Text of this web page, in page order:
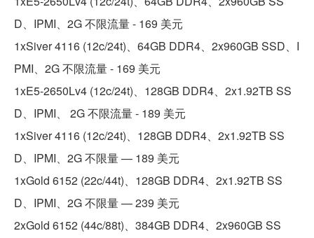
D、IPMI、2G 不限流量 - 169 美元
1xSiver 4116 (12c/24t)、64GB DDR4、2x960GB SSD、I
PMI、2G 不限流量 - 169 美元
1xE5-2650Lv4 (12c/24t)、128GB DDR4、2x1.92TB SS
D、IPMI、 2G 不限流量 - 189 美元
1xSiver 4116 (12c/24t)、128GB DDR4、2x1.92TB SS
D、IPMI、2G 不限量 — 189 美元
1xGold 6152 (22c/44t)、128GB DDR4、2x1.92TB SS
D、IPMI、2G 不限量 — 239 美元
2xGold 6152 (44c/88t)、384GB DDR4、2x960GB SS